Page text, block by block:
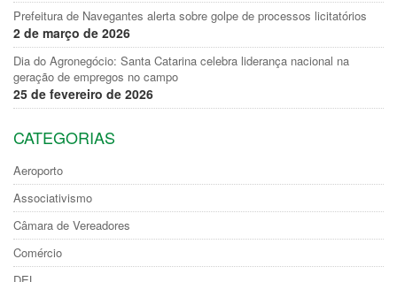
Prefeitura de Navegantes alerta sobre golpe de processos licitatórios
2 de março de 2026
Dia do Agronegócio: Santa Catarina celebra liderança nacional na
geração de empregos no campo
25 de fevereiro de 2026
CATEGORIAS
Aeroporto
Associativismo
Câmara de Vereadores
Comércio